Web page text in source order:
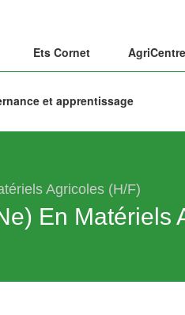
Ets Cornet
et apprentissage
Agricoles (H/F)
En Matériels